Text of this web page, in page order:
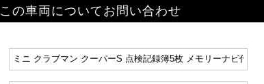
この車両についてお問い合わせ